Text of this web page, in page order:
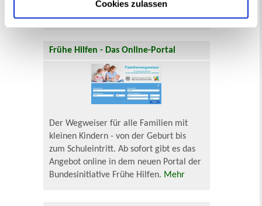
Cookies zulassen
Frühe Hilfen - Das Online-Portal
Der Wegweiser für alle Familien mit
kleinen Kindern - von der Geburt bis
zum Schuleintritt. Ab sofort gibt es das
Angebot online in dem neuen Portal der
Bundesinitiative Frühe Hilfen. Mehr